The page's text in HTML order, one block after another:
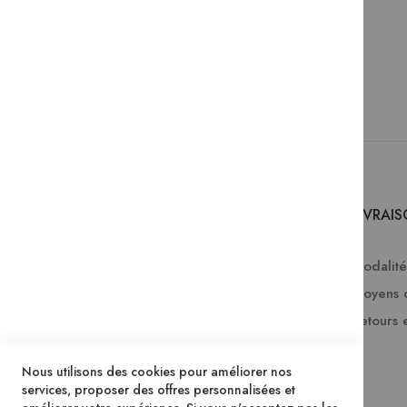
Inscription à la newsletter
Nous utilisons des cookies pour améliorer nos
services, proposer des offres personnalisées et